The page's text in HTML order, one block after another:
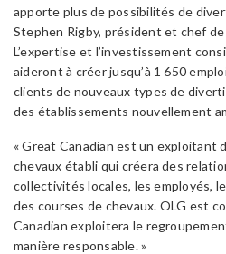
apporte plus de possibilités de
Stephen Rigby, président et chef de
L’expertise et l’investissement
aideront à créer jusqu’à 1 650
clients de nouveaux types de
des établissements nouvellement
« Great Canadian est un exploitant
chevaux établi qui créera des
collectivités locales, les employés,
des courses de chevaux. OLG est
Canadian exploitera le
manière responsable. »